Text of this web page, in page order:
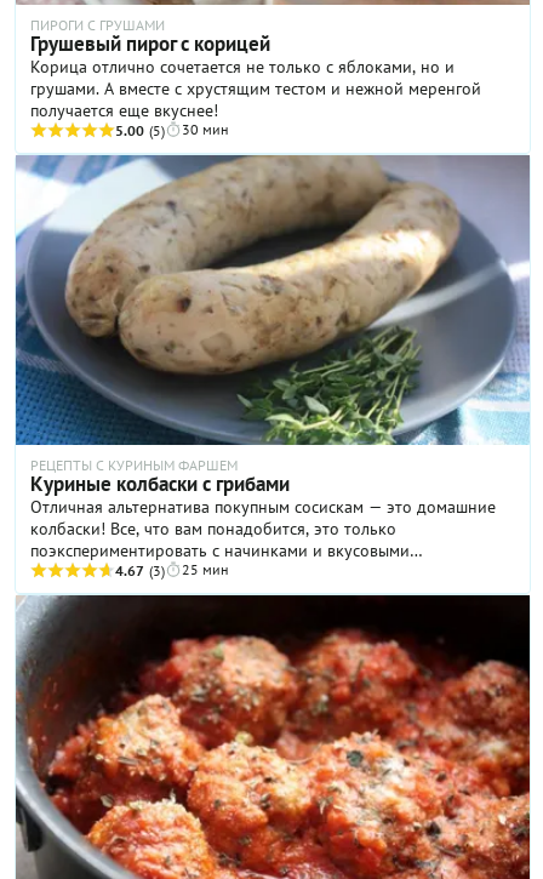
ПИРОГИ С ГРУШАМИ
Грушевый пирог с корицей
Корица отлично сочетается не только с яблоками, но и
грушами. А вместе с хрустящим тестом и нежной меренгой
получается еще вкуснее!
5.00 (5) 30 мин
РЕЦЕПТЫ С КУРИНЫМ ФАРШЕМ
Куриные колбаски с грибами
Отличная альтернатива покупным сосискам — это домашние
колбаски! Все, что вам понадобится, это только
поэкспериментировать с начинками и вкусовыми
сочетаниями. У нас одними из наиболее любимых являются
куриные колбаски с пряностями и грибами — нежные, сочные
и ароматные!
4.67 (3) 25 мин